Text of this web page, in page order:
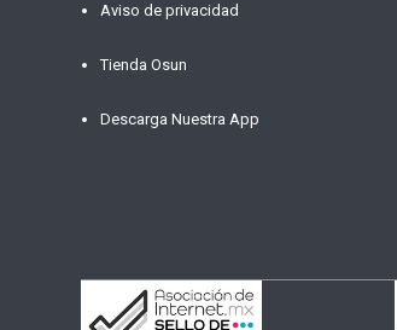
Aviso de privacidad
Tienda Osun
Descarga Nuestra App